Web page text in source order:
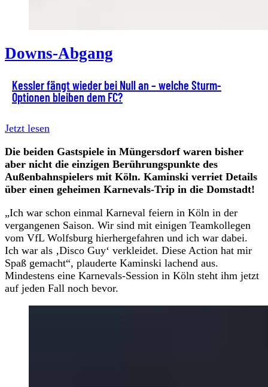
Downs-Abgang
Kessler fängt wieder bei Null an – welche Sturm-
Optionen bleiben dem FC?
Jetzt lesen
Die beiden Gastspiele in Müngersdorf waren bisher
aber nicht die einzigen Berührungspunkte des
Außenbahnspielers mit Köln. Kaminski verriet Details
über einen geheimen Karnevals-Trip in die Domstadt!
„Ich war schon einmal Karneval feiern in Köln in der
vergangenen Saison. Wir sind mit einigen Teamkollegen
vom VfL Wolfsburg hierhergefahren und ich war dabei.
Ich war als ‚Disco Guy‘ verkleidet. Diese Action hat mir
Spaß gemacht“, plauderte Kaminski lachend aus.
Mindestens eine Karnevals-Session in Köln steht ihm jetzt
auf jeden Fall noch bevor.